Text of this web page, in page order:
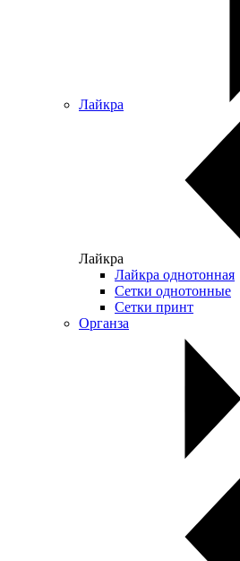
Лайкра
Лайкра
Лайкра однотонная
Сетки однотонные
Сетки принт
Органза